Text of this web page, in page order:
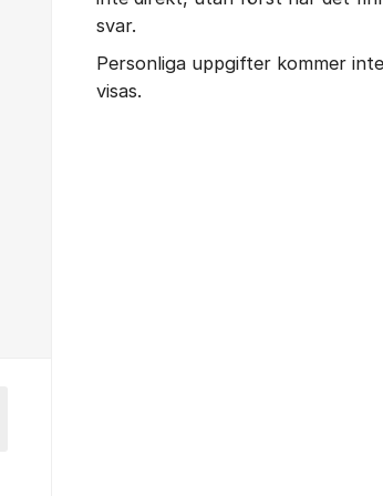
svar.
Personliga uppgifter kommer
visas.